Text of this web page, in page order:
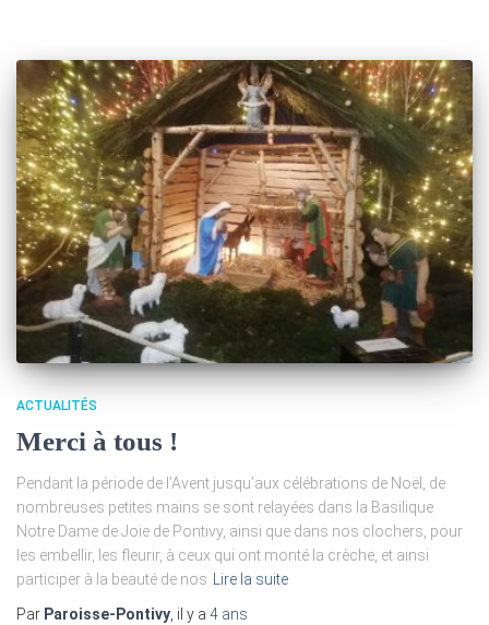
ACTUALITÉS
Merci à tous !
Pendant la période de l’Avent jusqu’aux célébrations de Noël, de
nombreuses petites mains se sont relayées dans la Basilique
Notre Dame de Joie de Pontivy, ainsi que dans nos clochers, pour
les embellir, les fleurir, à ceux qui ont monté la crèche, et ainsi
participer à la beauté de nos Lire la suite
Par Paroisse-Pontivy, il y a 4 ans